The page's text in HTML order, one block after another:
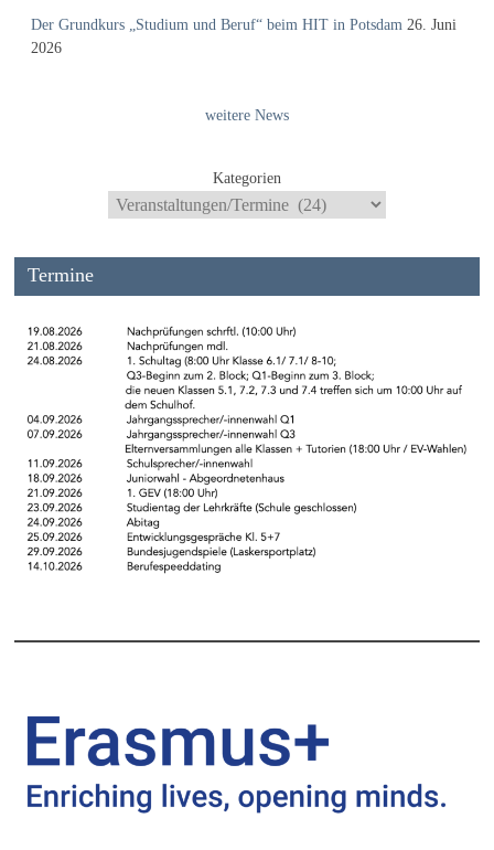
Der Grundkurs „Studium und Beruf“ beim HIT in Potsdam 26. Juni
2026
weitere News
Kategorien
Termine